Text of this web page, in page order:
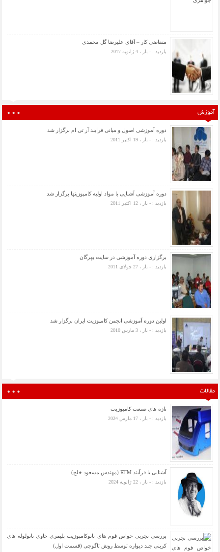
متقاضی کار – آقای علیرضا گل محمدی
بازدید : - بار ، 4 ژانویه 2017
آموزش
دوره آموزشی اصول و مبانی فرایند آر تی ام برگزار شد
بازدید : - بار ، 19 اکتبر 2011
دوره آموزشی آشنایی با مواد اولیه کامپوزیتها برگزار شد
بازدید : - بار ، 12 اکتبر 2011
برگزاری دوره آموزشی در سایت بهرگان
بازدید : - بار ، 27 جولای 2011
اولین دوره آموزشی انجمن کامپوزیت ایران برگزار شد
بازدید : - بار ، 3 مارس 2010
مقالات
تازه های صنعت کامپوزیت
بازدید : - بار ، 17 مارس 2024
آشنایی با فرآیند RTM (مهندس مسعود خلج)
بازدید : - بار ، 22 ژانویه 2024
بررسی تجربی خواص فوم های نانوکامپوزیت پلیمری حاوی نانولوله های
کربنی چند دیواره توسط روش تاگوچی (قسمت اول)